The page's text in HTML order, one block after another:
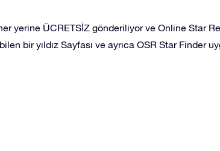
yerine ÜCRETSİZ gönderiliyor ve Online Star
bir yıldız Sayfası ve ayrıca OSR Star Finder